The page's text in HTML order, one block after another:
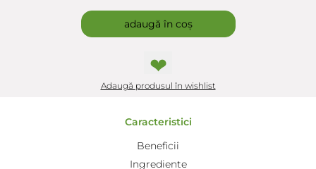
adaugă în coș
❤
Adaugă produsul în wishlist
Caracteristici
Beneficii
Ingrediente